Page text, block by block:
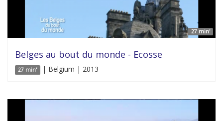
27 min'
Belges au bout du monde - Ecosse
27 min' | Belgium | 2013